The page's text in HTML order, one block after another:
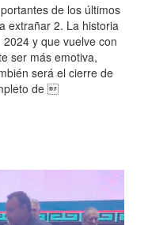
de los últimos
extrañar 2. La historia
y que vuelve con
ser más emotiva,
será el cierre de
de 